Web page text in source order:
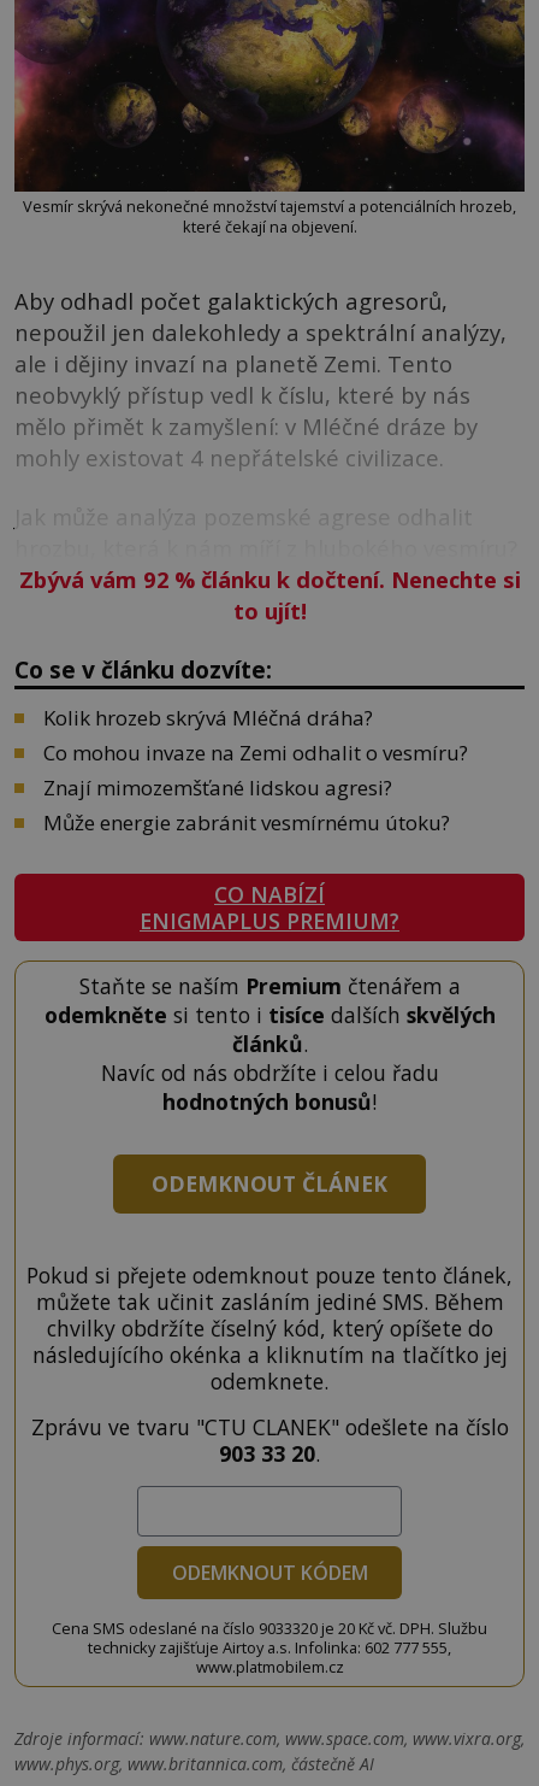
Vesmír skrývá nekonečné množství tajemství a potenciálních hrozeb,
které čekají na objevení.
Aby odhadl počet galaktických agresorů,
nepoužil jen dalekohledy a spektrální analýzy,
ale i dějiny invazí na planetě Zemi. Tento
neobvyklý přístup vedl k číslu, které by nás
mělo přimět k zamyšlení: v Mléčné dráze by
mohly existovat 4 nepřátelské civilizace.
Jak může analýza pozemské agrese odhalit
Zbývá vám 92 %článku k dočtení. Nenechte si
to ujít!
Co se v článku dozvíte:
Kolik hrozeb skrývá Mléčná dráha?
Co mohou invaze na Zemi odhalit o vesmíru?
Znají mimozemšťané lidskou agresi?
Může energie zabránit vesmírnému útoku?
CO NABÍZÍ
ENIGMAPLUS PREMIUM?
Staňte se naším Premium čtenářem a
odemkněte si tento i tisíce dalších skvělých
článků.
Navíc od nás obdržíte i celou řadu
hodnotných bonusů!
ODEMKNOUT ČLÁNEK
Pokud si přejete odemknout pouze tento článek,
můžete tak učinit zasláním jediné SMS. Během
chvilky obdržíte číselný kód, který opíšete do
následujícího okénka a kliknutím na tlačítko jej
odemknete.
Zprávu ve tvaru "CTU CLANEK" odešlete na číslo
903 33 20.
ODEMKNOUT KÓDEM
Cena SMS odeslané na číslo 9033320 je 20 Kč vč. DPH. Službu
technicky zajišťuje Airtoy a.s. Infolinka: 602 777 555,
www.platmobilem.cz
Zdroje informací: www.nature.com, www.space.com, www.vixra.org,
www.phys.org, www.britannica.com, částečně AI